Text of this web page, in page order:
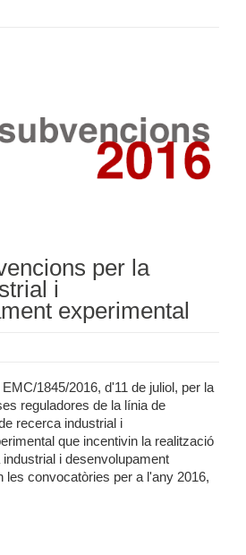
per la
i
experimental
1845/2016, d'11 de juliol, per la
reguladores de la línia de
recerca industrial i
que incentivin la realització
i desenvolupament
les convocatòries per a l'any 2016,